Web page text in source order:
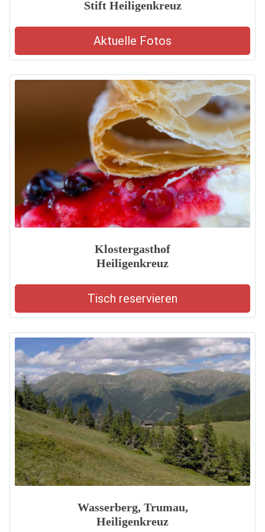
Stift Heiligenkreuz
Aktuelle Fotos
Klostergasthof
Heiligenkreuz
Tisch reservieren
Wasserberg, Trumau,
Heiligenkreuz